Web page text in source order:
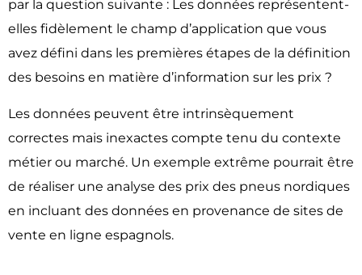
par la question suivante : Les données représentent-
elles fidèlement le champ d’application que vous
avez défini dans les premières étapes de la définition
des besoins en matière d’information sur les prix ?
Les données peuvent être intrinsèquement
correctes mais inexactes compte tenu du contexte
métier ou marché. Un exemple extrême pourrait être
de réaliser une analyse des prix des pneus nordiques
en incluant des données en provenance de sites de
vente en ligne espagnols.